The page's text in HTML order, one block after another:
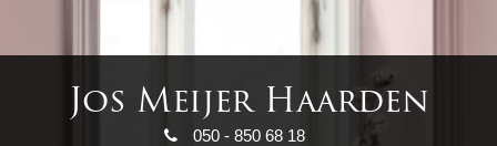
Jos Meijer Haarden
050 - 850 68 18